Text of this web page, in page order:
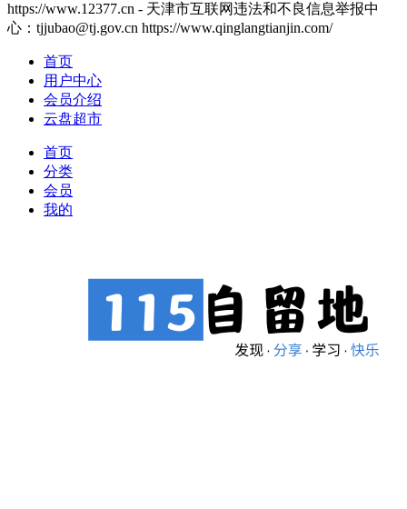
https://www.12377.cn - 天津市互联网违法和不良信息举报中
心：tjjubao@tj.gov.cn https://www.qinglangtianjin.com/
首页
用户中心
会员介绍
云盘超市
首页
分类
会员
我的